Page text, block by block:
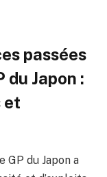
passées
du Japon :
et
du Japon a